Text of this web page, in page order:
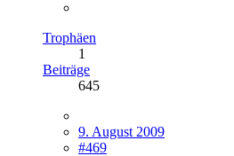
Trophäen
1
Beiträge
645
9. August 2009
#469